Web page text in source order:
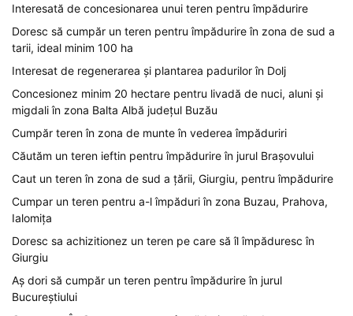
Interesată de concesionarea unui teren pentru împădurire
Doresc să cumpăr un teren pentru împădurire în zona de sud a
tarii, ideal minim 100 ha
Interesat de regenerarea și plantarea padurilor în Dolj
Concesionez minim 20 hectare pentru livadă de nuci, aluni și
migdali în zona Balta Albă județul Buzău
Cumpăr teren în zona de munte în vederea împăduriri
Căutăm un teren ieftin pentru împădurire în jurul Brașovului
Caut un teren în zona de sud a țării, Giurgiu, pentru împădurire
Cumpar un teren pentru a-l împăduri în zona Buzau, Prahova,
Ialomița
Doresc sa achizitionez un teren pe care să îl împăduresc în
Giurgiu
Aș dori să cumpăr un teren pentru împădurire în jurul
Bucureștiului